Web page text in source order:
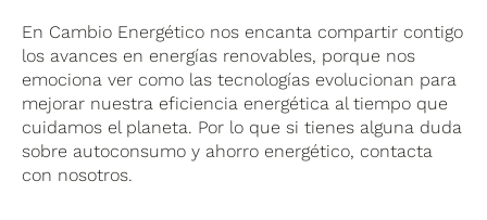
En Cambio Energético nos encanta compartir contigo
los avances en energías renovables, porque nos
emociona ver como las tecnologías evolucionan para
mejorar nuestra eficiencia energética al tiempo que
cuidamos el planeta. Por lo que si tienes alguna duda
sobre autoconsumo y ahorro energético, contacta
con nosotros.